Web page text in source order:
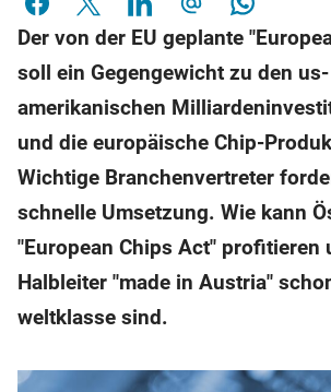
Der von der EU geplante
soll ein Gegengewicht zu den us-
amerikanischen
und die europäische Chip-
Wichtige Branchenvertreter
schnelle Umsetzung. Wie kann
"European Chips Act" profitieren
Halbleiter "made in Austria"
weltklasse sind.